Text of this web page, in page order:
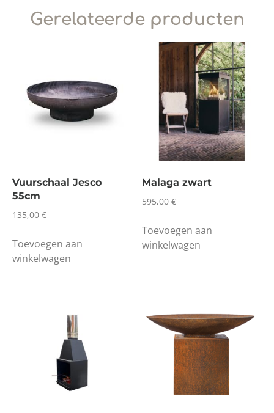
Gerelateerde producten
Vuurschaal Jesco
55cm
135,00 €
Toevoegen aan
winkelwagen
Malaga zwart
595,00€
Toevoegen aan
winkelwagen